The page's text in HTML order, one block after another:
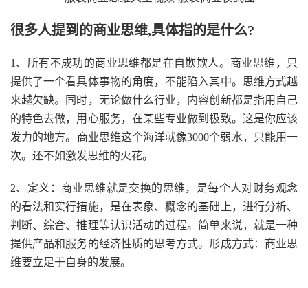
很多人提到的商业思维,具体指的是什么?
1、所有不成功的商业思维都是在自欺欺人。商业思维，只
提供了一个看具体事物的角度，不能陷入其中。思维方式越
来越欠缺。同时，无论做什么行业，内容创新都是指用自己
的特色去做，用心服务，在某些专业做到极致。这是你应该
发力的地方。商业思维这个海洋就像3000个弱水，只能用一
次。还不如激发思维的火花。
2、定义：商业思维就是交换的思维，是每个人对财务观念
的看法和实行措施，是在表象、概念的基础上，进行分析、
判断、综合、推理等认识活动的过程。简单来说，就是一种
提供产品和服务的经济性质的思考方式。形成方式：商业思
维要立足于自身的发展。